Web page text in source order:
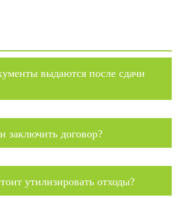
выдаются после сдачи
заключить договор?
утилизировать отходы?